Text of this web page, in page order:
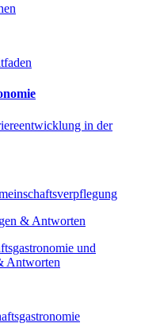
in der
& Antworten
und
Antworten